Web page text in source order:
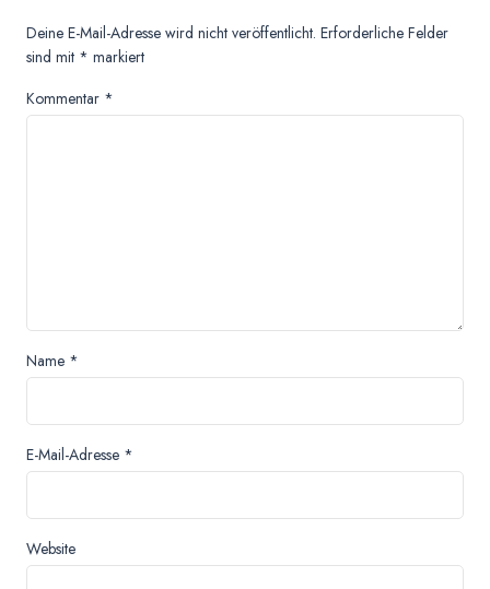
Deine E-Mail-Adresse wird nicht veröffentlicht. Erforderliche Felder
sind mit * markiert
Kommentar *
Name *
E-Mail-Adresse *
Website